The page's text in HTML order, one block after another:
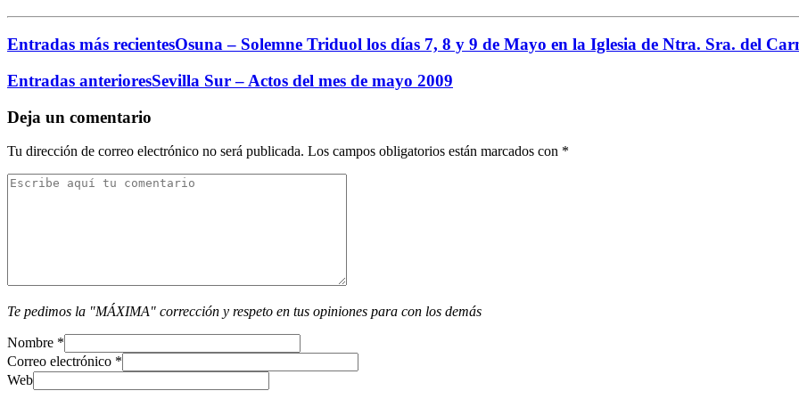
Entradas más recientesOsuna – Solemne Triduol los días 7, 8 y 9 de Mayo en la Iglesia de Ntra. Sra. del
Entradas anterioresSevilla Sur – Actos del mes de mayo 2009
Deja un comentario
Tu dirección de correo electrónico no será publicada. Los campos obligatorios están marcados con *
Te pedimos la "MÁXIMA" corrección y respeto en tus opiniones para con los demás
Nombre *
Correo electrónico *
Web